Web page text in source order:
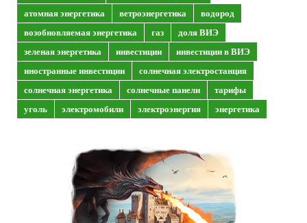
атомная энергетика
ветроэнергетика
водород
возобновляемая энергетика
газ
доля ВИЭ
зеленая энергетика
инвестиции
инвестиции в ВИЭ
иностранные инвестиции
солнечная электростанция
солнечная энергетика
солнечные панели
тарифы
уголь
электромобили электроэнергия энергетика